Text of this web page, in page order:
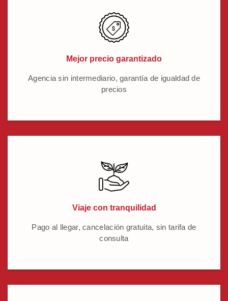
Mejor precio garantizado
Agencia sin intermediario, garantía de igualdad de
precios
Viaje con tranquilidad
Pago al llegar, cancelación gratuita, sin tarifa de
consulta